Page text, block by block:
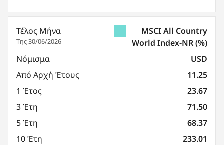
Τέλος Μήνα
Της 30/06/2026
MSCI All Country
World Index-NR(%)
Νόμισμα
USD
Από Αρχή Έτους
11.25
1 Έτος
23.67
3 Έτη
71.50
5 Έτη
68.37
10 Έτη
233.01